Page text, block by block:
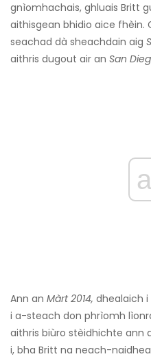
gnìomhachais, ghluais Britt
aithisgean bhidio aice fhèin.
seachad dà sheachdain aig
aithris dugout air an San
Ann an Màrt 2014, dhealaich i
i a-steach don phrìomh
aithris biùro stèidhichte ann
i, bha Britt na neach-